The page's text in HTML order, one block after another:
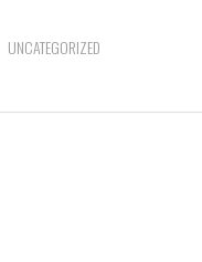
UNCATEGORIZED